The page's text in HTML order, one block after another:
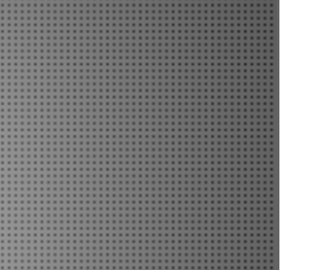
Newcastle